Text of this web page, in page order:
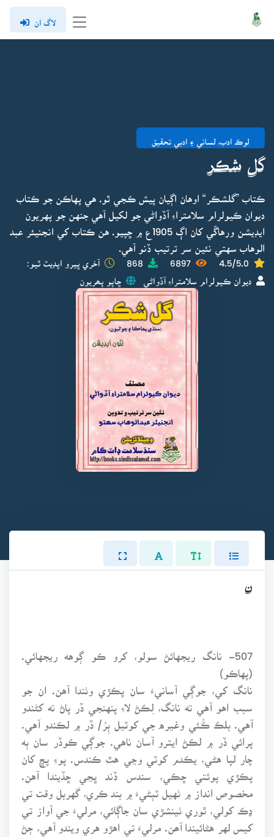
لاگ ان
لوڪ ادب، لساني ۽ ادبي تحقيق
گل شڪر
ڪتاب ”گلشڪر“ اوهان اڳيان پيش ڪجي ٿو. هي پهاڪن جو ڪتاب
ديوان ڪيولرام سلامتراءِ آڏواڻي جو لکيل آهي جنهن جو پهريون
ايڊيشن ورهاڱي کان اڳ 1905ع ۾ ڇپيو. هن ڪتاب کي انجنيئر عبد
الوهاب سهتي نئين سر ترتيب ڏنو آهي.
4.5/5.0
6897
868 آخري ڀيرو اپڊيٽ ٿيو:
ديوان ڪيولرام سلامتراءِ آڏواڻي ڇاپو پھريون
ن
507- نانگ ريجهائڻ سولو، کرو ڪو ڳوهه ريجهائي.
(پهاڪو)
نانگ کي، جوڳي آسانيءَ سان پڪڙي وٺندا آهن. ان جو
سبب اهو آهي ته نانگ، لِڪڻ لاءِ پنهنجي ڏر پاڻ نه کڻندو
آهي. بلڪ ڪُئي وغيره جي کوٽيل ٻِرُ/ ڏر ۾ لڪندو آهي.
پرائي ڏر ۾ لڪڻ ايترو آسان ناهي. جوڳي ڪوڏر سان ٻه
چار لپا هڻي، يڪدم کوٽي وڃي هٿ ڪندس. پوءِ پڇ کان
پڪڙي پوئتي ڇڪي، سندس ڏند ڀڃي ڇڏيندا آهن.
مخصوص انداز ۾ ٺهيل ٽٻڻيءَ ۾ بند ڪري، گهربل وقت تي
ڍڪ کولي، ٿوري ٺينشڙي سان جاڳائي، مرليءَ جي آواز تي
کيس لهر هڻائيندا آھن. مرليءَ تي اهڙو هري ويندو آهي، ڄڻ